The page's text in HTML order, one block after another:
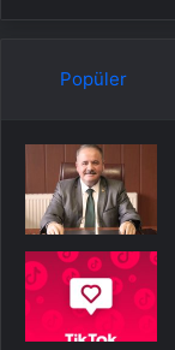
Popüler